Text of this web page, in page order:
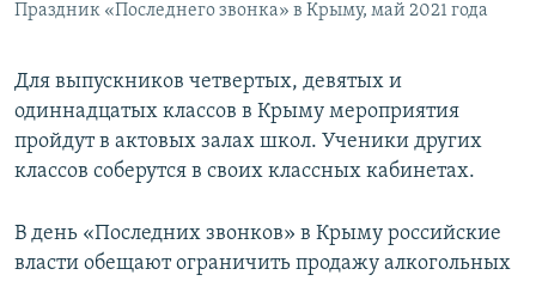
Праздник «Последнего звонка» в Крыму, май 2021 года
Для выпускников четвертых, девятых и
одиннадцатых классов в Крыму мероприятия
пройдут в актовых залах школ. Ученики других
классов соберутся в своих классных кабинетах.
В день «Последних звонков» в Крыму российские
власти обещают ограничить продажу алкогольных